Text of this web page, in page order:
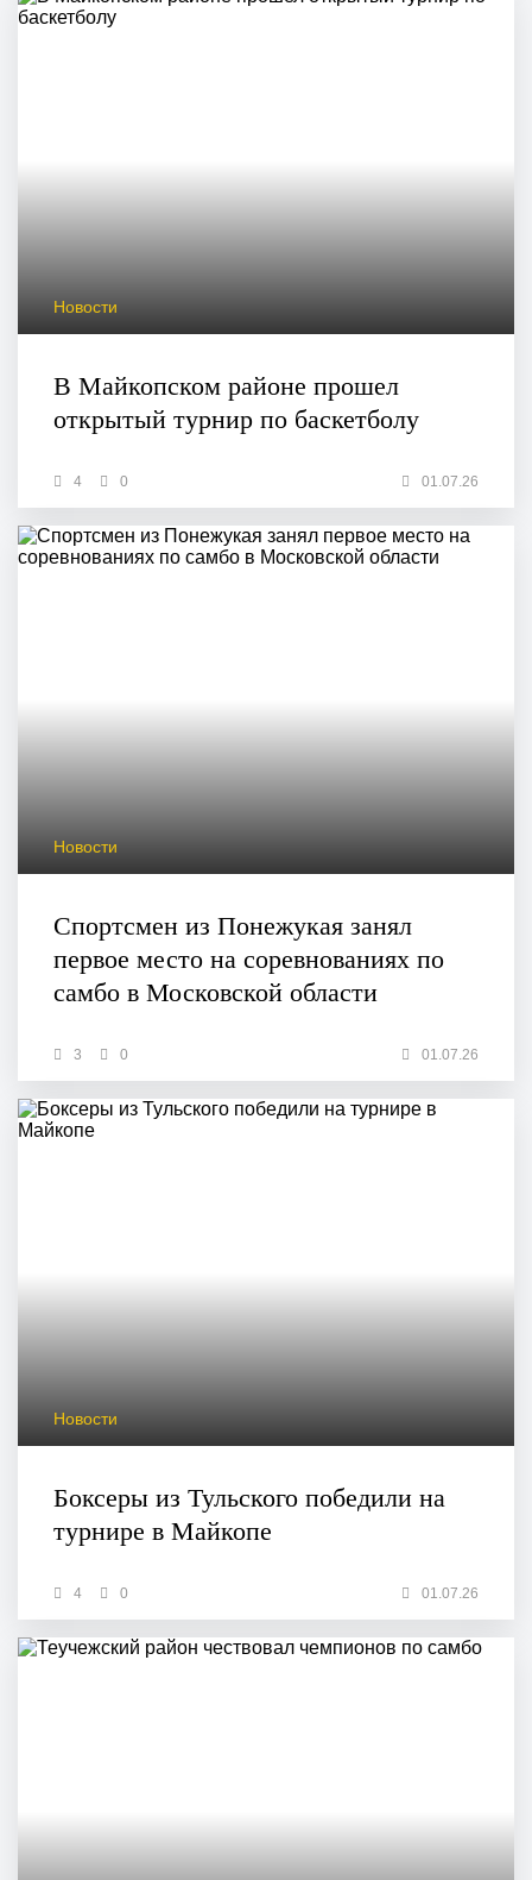
Новости
В Майкопском районе прошел
открытый турнир по баскетболу
4 0 01.07.26
Новости
Спортсмен из Понежукая занял
первое место на соревнованиях по
самбо в Московской области
3 0 01.07.26
Новости
Боксеры из Тульского победили на
турнире в Майкопе
4 0 01.07.26